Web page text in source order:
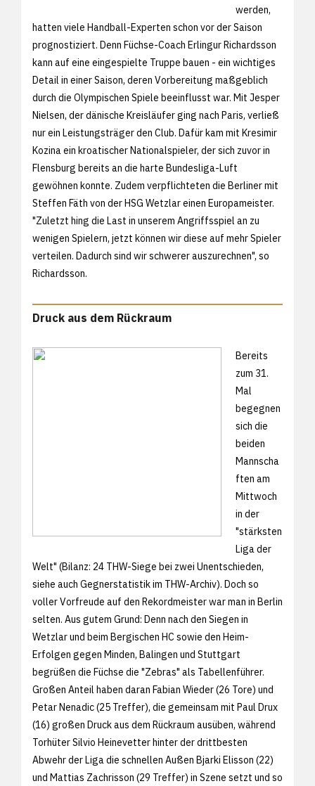
werden,
hatten viele Handball-Experten schon vor der Saison
prognostiziert. Denn Füchse-Coach Erlingur Richardsson
kann auf eine eingespielte Truppe bauen - ein wichtiges
Detail in einer Saison, deren Vorbereitung maßgeblich
durch die Olympischen Spiele beeinflusst war. Mit Jesper
Nielsen, der dänische Kreisläufer ging nach Paris, verließ
nur ein Leistungsträger den Club. Dafür kam mit Kresimir
Kozina ein kroatischer Nationalspieler, der sich zuvor in
Flensburg bereits an die harte Bundesliga-Luft
gewöhnen konnte. Zudem verpflichteten die Berliner mit
Steffen Fäth von der HSG Wetzlar einen Europameister.
"Zuletzt hing die Last in unserem Angriffsspiel an zu
wenigen Spielern, jetzt können wir diese auf mehr Spieler
verteilen. Dadurch sind wir schwerer auszurechnen", so
Richardsson.
Druck aus dem Rückraum
Bereits
zum 31.
Mal
begegnen
sich die
beiden
Mannscha
ften am
Mittwoch
in der
"stärksten
Liga der
Welt" (Bilanz: 24 THW-Siege bei zwei Unentschieden,
siehe auch Gegnerstatistik im THW-Archiv). Doch so
voller Vorfreude auf den Rekordmeister war man in Berlin
selten. Aus gutem Grund: Denn nach den Siegen in
Wetzlar und beim Bergischen HC sowie den Heim-
Erfolgen gegen Minden, Balingen und Stuttgart
begrüßen die Füchse die "Zebras" als Tabellenführer.
Großen Anteil haben daran Fabian Wieder (26 Tore) und
Petar Nenadic (25 Treffer), die gemeinsam mit Paul Drux
(16) großen Druck aus dem Rückraum ausüben, während
Torhüter Silvio Heinevetter hinter der drittbesten
Abwehr der Liga die schnellen Außen Bjarki Elisson (22)
und Mattias Zachrisson (29 Treffer) in Szene setzt und so